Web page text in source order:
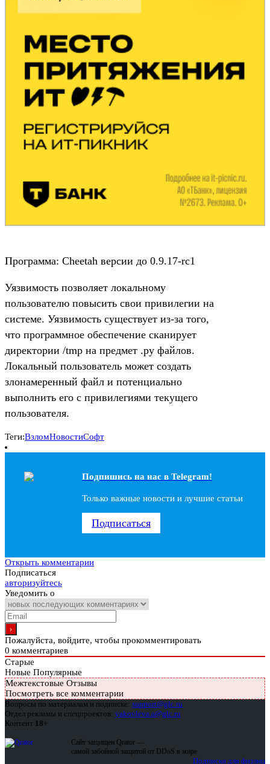
Программа: Cheetah версии до 0.9.17-rc1
Уязвимость позволяет локальному
пользователю повысить свои привилегии на
системе. Уязвимость существует из-за того,
что программное обеспечение сканирует
директории /tmp на предмет .py файлов.
Локальный пользователь может создать
злонамеренный файл и потенциально
выполнить его с привилегиями текущего
пользователя.
Теги:ВзломНовостиСофт
Подпишись на наc в Telegram!
Только важные новости и лучшие статьи
Подписаться
Открыть комментарии
Подписаться
авторизуйтесь
Уведомить о
Пожалуйста, войдите, чтобы прокомментировать
0 комментариев
Старые
Новые Популярные
Межтекстовые Отзывы
Посмотреть все комментарии
Вопросы по материалам и подписке: support@glc.ru
Отдел рекламы и спецпроектов: yakovleva.a@glc.ru
Контент 18+
Сайт защищен Qrator —
самой забойной защитой от DDoS в мире
Подписка для физлиц